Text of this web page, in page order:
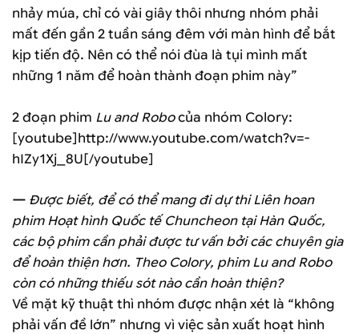
nhảy múa, chỉ có vài giây thôi nhưng nhóm phải
mất đến gần 2 tuần sáng đêm với màn hình để bắt
kịp tiến độ. Nên có thể nói đùa là tụi mình mất
những 1 năm để hoàn thành đoạn phim này”
2 đoạn phim Lu and Robocủa nhóm Colory:
[youtube]http://www.youtube.com/watch?v=-
hIZy1Xj_8U[/youtube]
— Được biết, để có thể mang đi dự thi Liên hoan
phim Hoạt hình Quốc tế Chuncheon tại Hàn Quốc,
các bộ phim cần phải được tư vấn bởi các chuyên gia
để hoàn thiện hơn. Theo Colory, phim Lu and Robo
còn có những thiếu sót nào cần hoàn thiện?
Về mặt kỹ thuật thì nhóm được nhận xét là “không
phải vấn đề lớn” nhưng vì việc sản xuất hoạt hình